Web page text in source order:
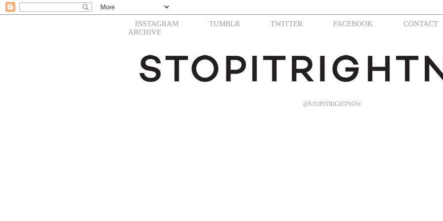
INSTAGRAM TUMBLR TWITTER FACEBOOK
CONTACT
ARCHIVE
@STOPITRIGHTNOW